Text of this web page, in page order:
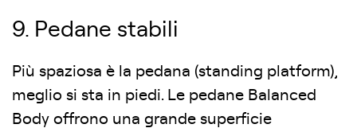
9. Pedane stabili
Più spaziosa è la pedana (standing platform),
meglio si sta in piedi. Le pedane Balanced
Body offrono una grande superficie